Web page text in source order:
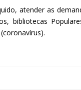
atender as
bibliotecas